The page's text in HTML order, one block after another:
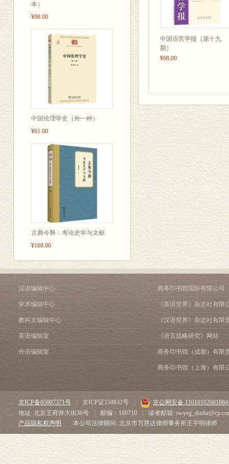
本）
¥98.00
中国伦理学史（外一种）
¥61.00
古典今释：考论史学与文献
¥168.00
中国语言学报（第十九
期）
¥68.00
汉语编辑中心
学术编辑中心
教科文编辑中心
英语编辑室
外语编辑室
商务印书馆国际有限公司
《英语世界》杂志社有限
《汉语世界》杂志社有限
《语言战略研究》网站
商务印书馆（成都）有限
商务印书馆（上海）有限
京ICP备05007371号 京ICP证150832号
京公网安备
地址: 北京王府井大街36号
邮编：100710
读者邮箱:
产品隐私权声明
本公司法律顾问: 北京市万慧达律师事务所王宇明律师